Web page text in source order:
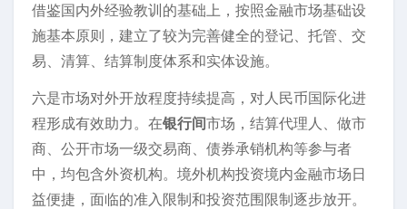
借鉴国内外经验教训的基础上，按照金融市场基础设
施基本原则，建立了较为完善健全的登记、托管、交
易、清算、结算制度体系和实体设施。
六是市场对外开放程度持续提高，对人民币国际化进
程形成有效助力。在银行间市场，结算代理人、做市
商、公开市场一级交易商、债券承销机构等参与者
中，均包含外资机构。境外机构投资境内金融市场日
益便捷，面临的准入限制和投资范围限制逐步放开。